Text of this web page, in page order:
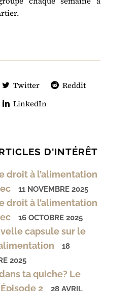
Twitter
Reddit
LinkedIn
D'INTÉRÊT
droit à l’alimentation
11 NOVEMBRE 2025
droit à l’alimentation
16 OCTOBRE 2025
capsule sur le
18
2025
ta quiche? Le
2
28 AVRIL